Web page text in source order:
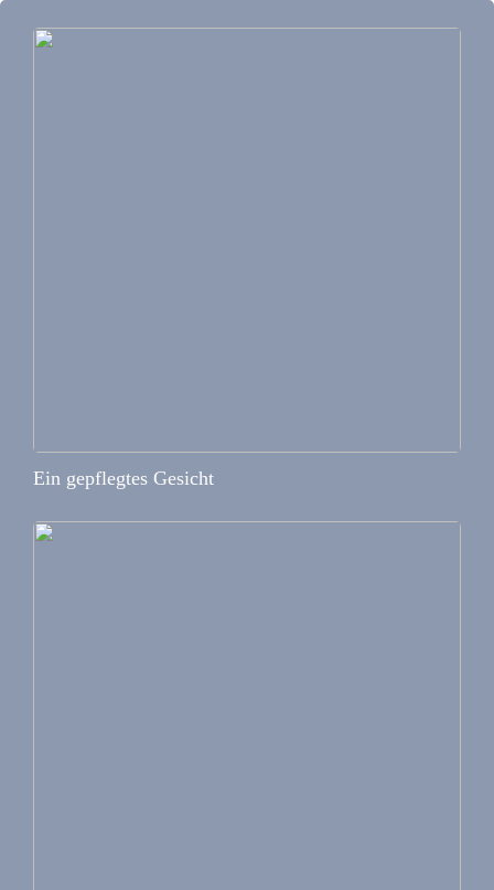
Ein gepflegtes Gesicht